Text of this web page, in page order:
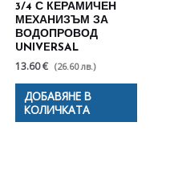
3/4 С КЕРАМИЧЕН
МЕХАНИЗЪМ ЗА
ВОДОПРОВОД
UNIVERSAL
13.60 € (26.60 лв.)
ДОБАВЯНЕ В
КОЛИЧКАТА